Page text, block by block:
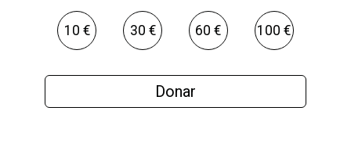
10 € 30 € 60 € 100 €
Donar